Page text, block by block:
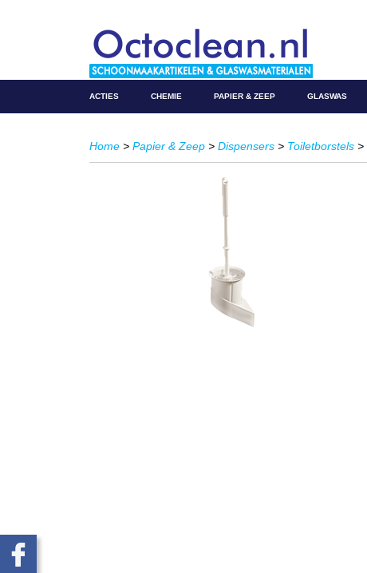
ACTIES CHEMIE PAPIER & ZEEP GLASWAS
Home > Papier & Zeep > Dispensers > Toiletborstels >